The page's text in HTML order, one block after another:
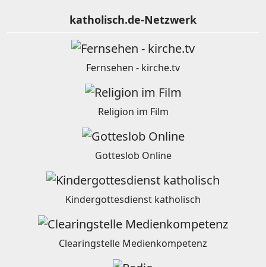
katholisch.de-Netzwerk
Fernsehen - kirche.tv
Religion im Film
Gotteslob Online
Kindergottesdienst katholisch
Clearingstelle Medienkompetenz